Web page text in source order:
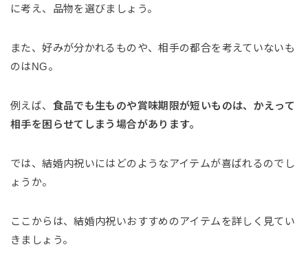
に考え、品物を選びましょう。
また、好みが分かれるものや、相手の都合を考えていないも
のはNG。
例えば、 食品でも生ものや賞味期限が短いものは、かえって
相手を困らせてしまう場合があります。
では、結婚内祝いにはどのようなアイテムが喜ばれるのでし
ょうか。
ここからは、結婚内祝いおすすめのアイテムを詳しく見てい
きましょう。